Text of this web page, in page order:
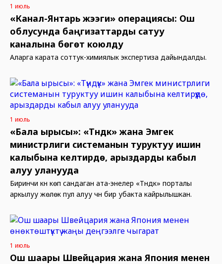
1 июль
«Канал-Янтарь жээги» операциясы: Ош
облусунда баңгизаттарды сатуу
каналына бөгөт коюлду
Аларга карата соттук-химиялык экспертиза дайындалды.
1 июль
«Бала ырысы»: «Түндүк» жана Эмгек
министрлиги системанын туруктуу ишин
калыбына келтирүүдө, арыздарды кабыл
алуу уланууда
Биринчи күнү көп сандаган ата-энелер «Түндүк» порталы
аркылуу жөлөк пул алуу үчүн бир убакта кайрылышкан.
1 июль
Ош шаары Швейцария жана Япония менен